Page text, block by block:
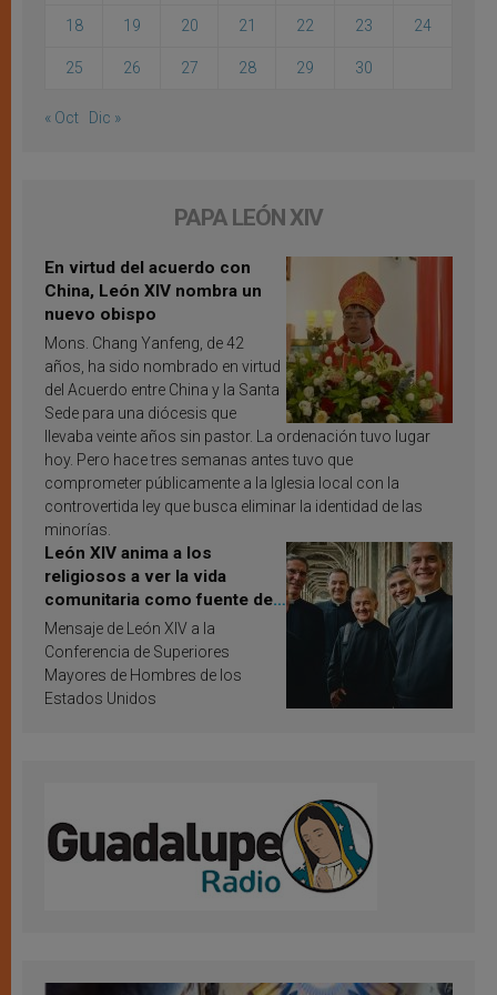
18 19 20 21 22 23 24
25 26 27 28 29 30
« Oct Dic »
PAPA LEÓN XIV
En virtud del acuerdo con
China, León XIV nombra un
nuevo obispo
Mons. Chang Yanfeng, de 42
años, ha sido nombrado en virtud
del Acuerdo entre China y la Santa
Sede para una diócesis que
llevaba veinte años sin pastor. La ordenación tuvo lugar
hoy. Pero hace tres semanas antes tuvo que
comprometer públicamente a la Iglesia local con la
controvertida ley que busca eliminar la identidad de las
minorías.
León XIV anima a los
religiosos a ver la vida
comunitaria como fuente de
inspiración y santificación
Mensaje de León XIV a la
Conferencia de Superiores
Mayores de Hombres de los
Estados Unidos